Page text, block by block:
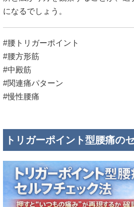
になるでしょう。
#腰トリガーポイント
#腰方形筋
#中殿筋
#関連痛パターン
#慢性腰痛
トリガーポイント型腰痛の